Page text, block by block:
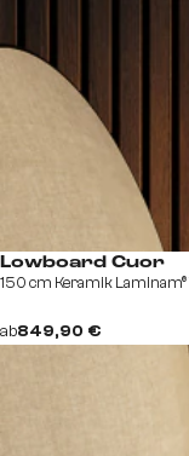
Lowboard Cuor
150 cm Keramik Laminam®
ab849,90 €